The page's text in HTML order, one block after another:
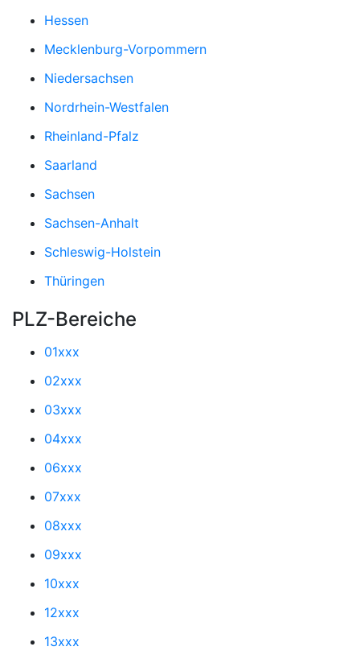
Hessen
Mecklenburg-Vorpommern
Niedersachsen
Nordrhein-Westfalen
Rheinland-Pfalz
Saarland
Sachsen
Sachsen-Anhalt
Schleswig-Holstein
Thüringen
PLZ-Bereiche
01xxx
02xxx
03xxx
04xxx
06xxx
07xxx
08xxx
09xxx
10xxx
12xxx
13xxx